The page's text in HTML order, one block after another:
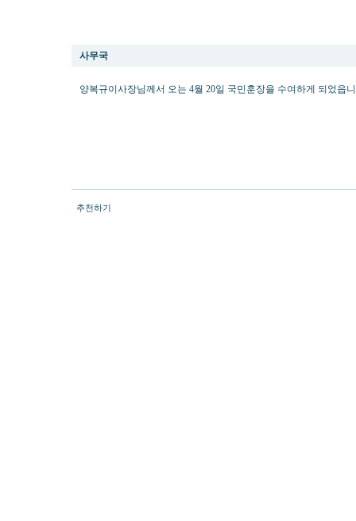
사무국
양복규이사장님께서 오는 4월 20일 국민훈장을 수여하게 되었읍
추천하기